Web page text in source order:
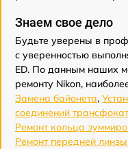
Знаем свое дело
Будьте уверены в
с уверенностью
ED. По данным наших
ремонту Nikon,
Замена байонета,
соединений
Ремонт кольца
Ремонт передней